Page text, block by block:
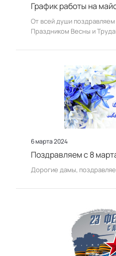
График работы на
От всей души
Праздником Весны и
6 марта 2024
Поздравляем с 8
Дорогие дамы,